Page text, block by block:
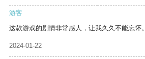
游客
这款游戏的剧情非常感人，让我久久不能忘怀。
2024-01-22